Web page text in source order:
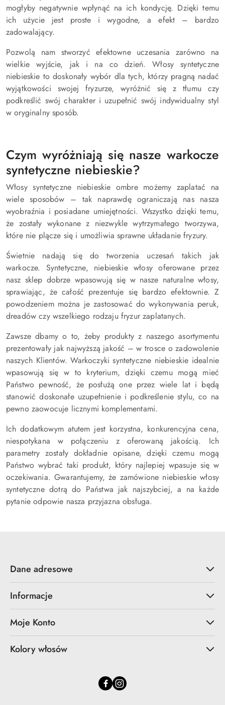
mogłyby negatywnie wpłynąć na ich kondycję. Dzięki temu
ich użycie jest proste i wygodne, a efekt – bardzo
zadowalający.
Pozwolą nam stworzyć efektowne uczesania zarówno na
wielkie wyjście, jak i na co dzień. Włosy syntetyczne
niebieskie to doskonały wybór dla tych, którzy pragną nadać
wyjątkowości swojej fryzurze, wyróżnić się z tłumu czy
podkreślić swój charakter i uzupełnić swój indywidualny styl
w oryginalny sposób.
Czym wyróżniają się nasze warkocze
syntetyczne niebieskie?
Włosy syntetyczne niebieskie ombre możemy zaplatać na
wiele sposobów – tak naprawdę ograniczają nas nasza
wyobraźnia i posiadane umiejętności. Wszystko dzięki temu,
że zostały wykonane z niezwykle wytrzymałego tworzywa,
które nie plącze się i umożliwia sprawne układanie fryzury.
Świetnie nadają się do tworzenia uczesań takich jak
warkocze. Syntetyczne, niebieskie włosy oferowane przez
nasz sklep dobrze wpasowują się w nasze naturalne włosy,
sprawiając, że całość prezentuje się bardzo efektownie. Z
powodzeniem można je zastosować do wykonywania peruk,
dreadów czy wszelkiego rodzaju fryzur zaplatanych.
Zawsze dbamy o to, żeby produkty z naszego asortymentu
prezentowały jak najwyższą jakość – w trosce o zadowolenie
naszych Klientów. Warkoczyki syntetyczne niebieskie idealnie
wpasowują się w to kryterium, dzięki czemu mogą mieć
Państwo pewność, że posłużą one przez wiele lat i będą
stanowić doskonałe uzupełnienie i podkreślenie stylu, co na
pewno zaowocuje licznymi komplementami.
Ich dodatkowym atutem jest korzystna, konkurencyjna cena,
niespotykana w połączeniu z oferowaną jakością. Ich
parametry zostały dokładnie opisane, dzięki czemu mogą
Państwo wybrać taki produkt, który najlepiej wpasuje się w
oczekiwania. Gwarantujemy, że zamówione niebieskie włosy
syntetyczne dotrą do Państwa jak najszybciej, a na każde
pytanie odpowie nasza przyjazna obsługa.
Dane adresowe
Informacje
Moje Konto
Kolory włosów